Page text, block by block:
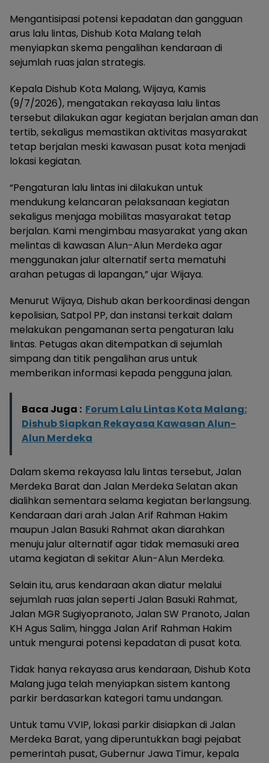
Mengantisipasi potensi kepadatan dan gangguan
arus lalu lintas, Dishub Kota Malang telah
menyiapkan skema pengalihan kendaraan di
sejumlah ruas jalan strategis.
Kepala Dishub Kota Malang, Wijaya, Kamis
(9/7/2026), mengatakan rekayasa lalu lintas
tersebut dilakukan agar kegiatan berjalan aman dan
tertib, sekaligus memastikan aktivitas masyarakat
tetap berjalan meski kawasan pusat kota menjadi
lokasi kegiatan.
“Pengaturan lalu lintas ini dilakukan untuk
mendukung kelancaran pelaksanaan kegiatan
sekaligus menjaga mobilitas masyarakat tetap
berjalan. Kami mengimbau masyarakat yang akan
melintas di kawasan Alun-Alun Merdeka agar
menggunakan jalur alternatif serta mematuhi
arahan petugas di lapangan,” ujar Wijaya.
Menurut Wijaya, Dishub akan berkoordinasi dengan
kepolisian, Satpol PP, dan instansi terkait dalam
melakukan pengamanan serta pengaturan lalu
lintas. Petugas akan ditempatkan di sejumlah
simpang dan titik pengalihan arus untuk
memberikan informasi kepada pengguna jalan.
Baca Juga : Forum Lalu Lintas Kota Malang:
Dishub Siapkan Rekayasa Kawasan Alun-
Alun Merdeka
Dalam skema rekayasa lalu lintas tersebut, Jalan
Merdeka Barat dan Jalan Merdeka Selatan akan
dialihkan sementara selama kegiatan berlangsung.
Kendaraan dari arah Jalan Arif Rahman Hakim
maupun Jalan Basuki Rahmat akan diarahkan
menuju jalur alternatif agar tidak memasuki area
utama kegiatan di sekitar Alun-Alun Merdeka.
Selain itu, arus kendaraan akan diatur melalui
sejumlah ruas jalan seperti Jalan Basuki Rahmat,
Jalan MGR Sugiyopranoto, Jalan SW Pranoto, Jalan
KH Agus Salim, hingga Jalan Arif Rahman Hakim
untuk mengurai potensi kepadatan di pusat kota.
Tidak hanya rekayasa arus kendaraan, Dishub Kota
Malang juga telah menyiapkan sistem kantong
parkir berdasarkan kategori tamu undangan.
Untuk tamu VVIP, lokasi parkir disiapkan di Jalan
Merdeka Barat, yang diperuntukkan bagi pejabat
pemerintah pusat, Gubernur Jawa Timur, kepala